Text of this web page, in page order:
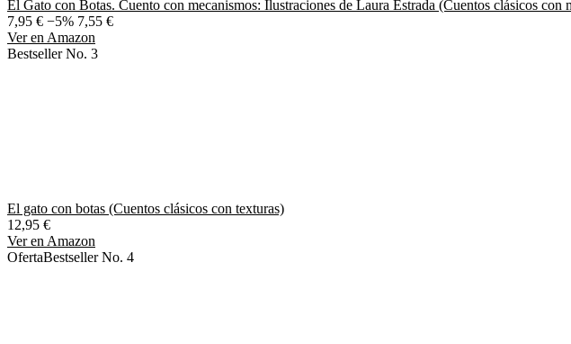
El Gato con Botas. Cuento con mecanismos: Ilustraciones de Laura Estrada (Cuentos clásicos con
7,95 € −5% 7,55 €
Ver en Amazon
Bestseller No. 3
El gato con botas (Cuentos clásicos con texturas)
12,95 €
Ver en Amazon
OfertaBestseller No. 4